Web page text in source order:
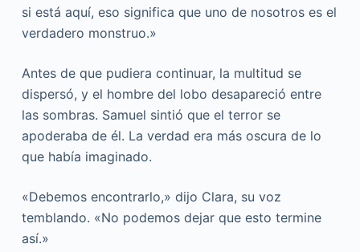
si está aquí, eso significa que uno de nosotros es el
verdadero monstruo.»
Antes de que pudiera continuar, la multitud se
dispersó, y el hombre del lobo desapareció entre
las sombras. Samuel sintió que el terror se
apoderaba de él. La verdad era más oscura de lo
que había imaginado.
«Debemos encontrarlo,» dijo Clara, su voz
temblando. «No podemos dejar que esto termine
así.»